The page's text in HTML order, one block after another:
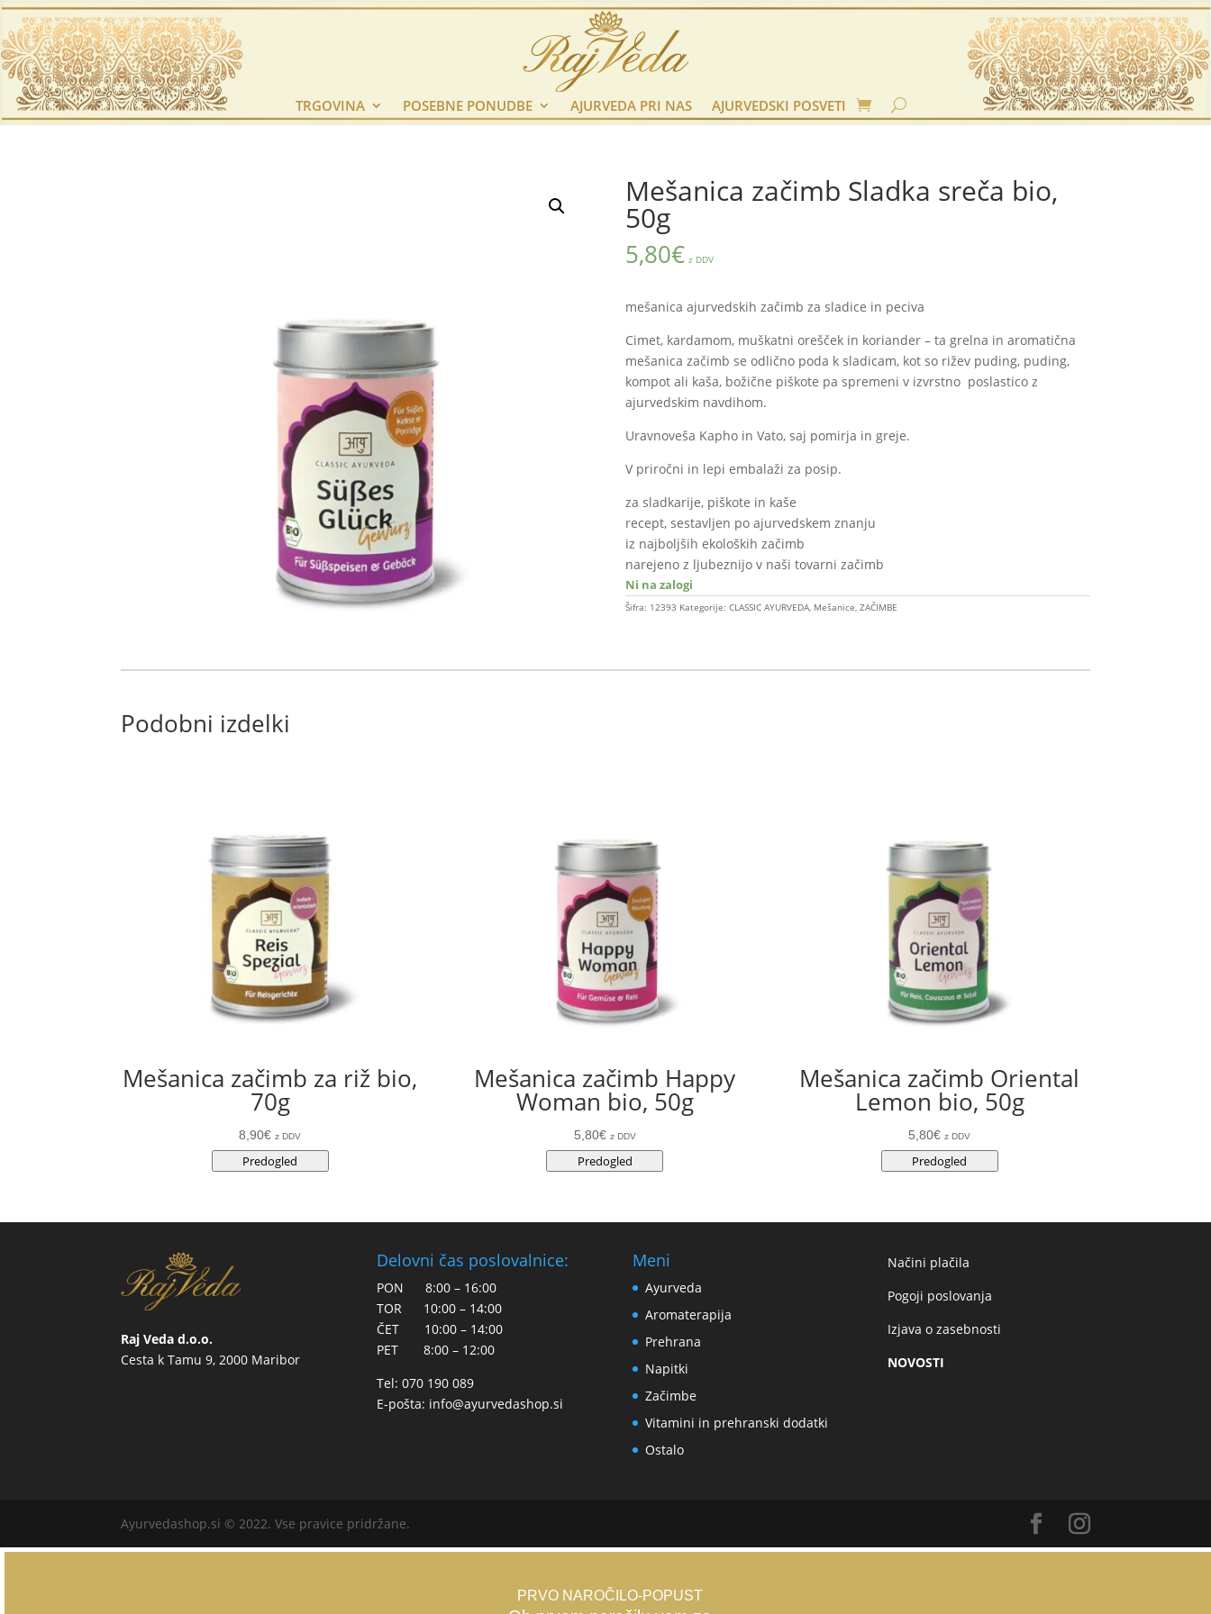
TRGOVINA POSEBNE PONUDBE AJURVEDA PRI NAS AJURVEDSKI POSVETI
Mešanica začimb Sladka sreča bio,
50g
5,80€ z DDV
mešanica ajurvedskih začimb za sladice in peciva
Cimet, kardamom, muškatni orešček in koriander – ta grelna in aromatična
mešanica začimb se odlično poda k sladicam, kot so rižev puding, puding,
kompot ali kaša, božične piškote pa spremeni v izvrstno poslastico z
ajurvedskim navdihom.
Uravnoveša Kapho in Vato, saj pomirja in greje.
V priročni in lepi embalaži za posip.
za sladkarije, piškote in kaše
recept, sestavljen po ajurvedskem znanju
iz najboljših ekoloških začimb
narejeno z ljubeznijo v naši tovarni začimb
Ni na zalogi
Šifra: 12393 Kategorije: CLASSIC AYURVEDA, Mešanice ZAČIMBE
Podobni izdelki
Mešanica začimb za riž bio,
70g
8,90€ z DDV
Predogled
Mešanica začimb Happy
Woman bio, 50g
5,80€ z DDV
Predogled
Mešanica začimb Oriental
Lemon bio, 50g
5,80€ z DDV
Predogled
Raj Veda d.o.o.
Cesta k Tamu 9, 2000 Maribor
Delovni čas poslovalnice:
PON 8:00 – 16:00
TOR 10:00 – 14:00
ČET 10:00 – 14:00
PET 8:00 – 12:00
Tel: 070 190 089
E-pošta: info@ayurvedashop.si
Meni
Ayurveda
Aromaterapija
Prehrana
Napitki
Začimbe
Vitamini in prehranski dodatki
Ostalo
Načini plačila
Pogoji poslovanja
Izjava o zasebnosti
NOVOSTI
Ayurvedashop.si © 2022. Vse pravice pridržane.
PRVO NAROČILO-POPUST